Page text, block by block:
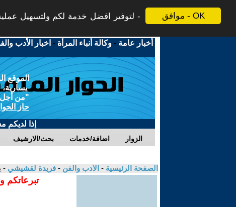
موافق - OK
لتوفير افضل خدمة لكم ولتسهيل
أخبار عامة -وكالة أنباء المرأة - اخبار الأدب
الموقع
يسارية،
"من أجل
حاز
إذا لديكم
بحث/الارشيف اضافة/خدمات الزوار
الصفحة الرئيسية - الادب والفن - فريدة لقشيشي -
تبرعاتكم